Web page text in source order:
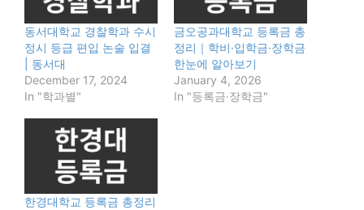
동서대학교 경찰학과 수시
정시 등급 편입 논술 입결
| 동서대
December 17, 2024
In "학과별"
금오공과대학교 등록금 총
정리｜학비·입학금·장학금
한눈에 알아보기
January 4, 2026
In "등록금·장학금"
한경대학교 등록금 총정리